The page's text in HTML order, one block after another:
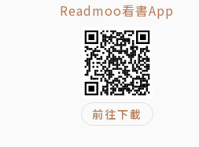
Readmoo看書App
前往下載